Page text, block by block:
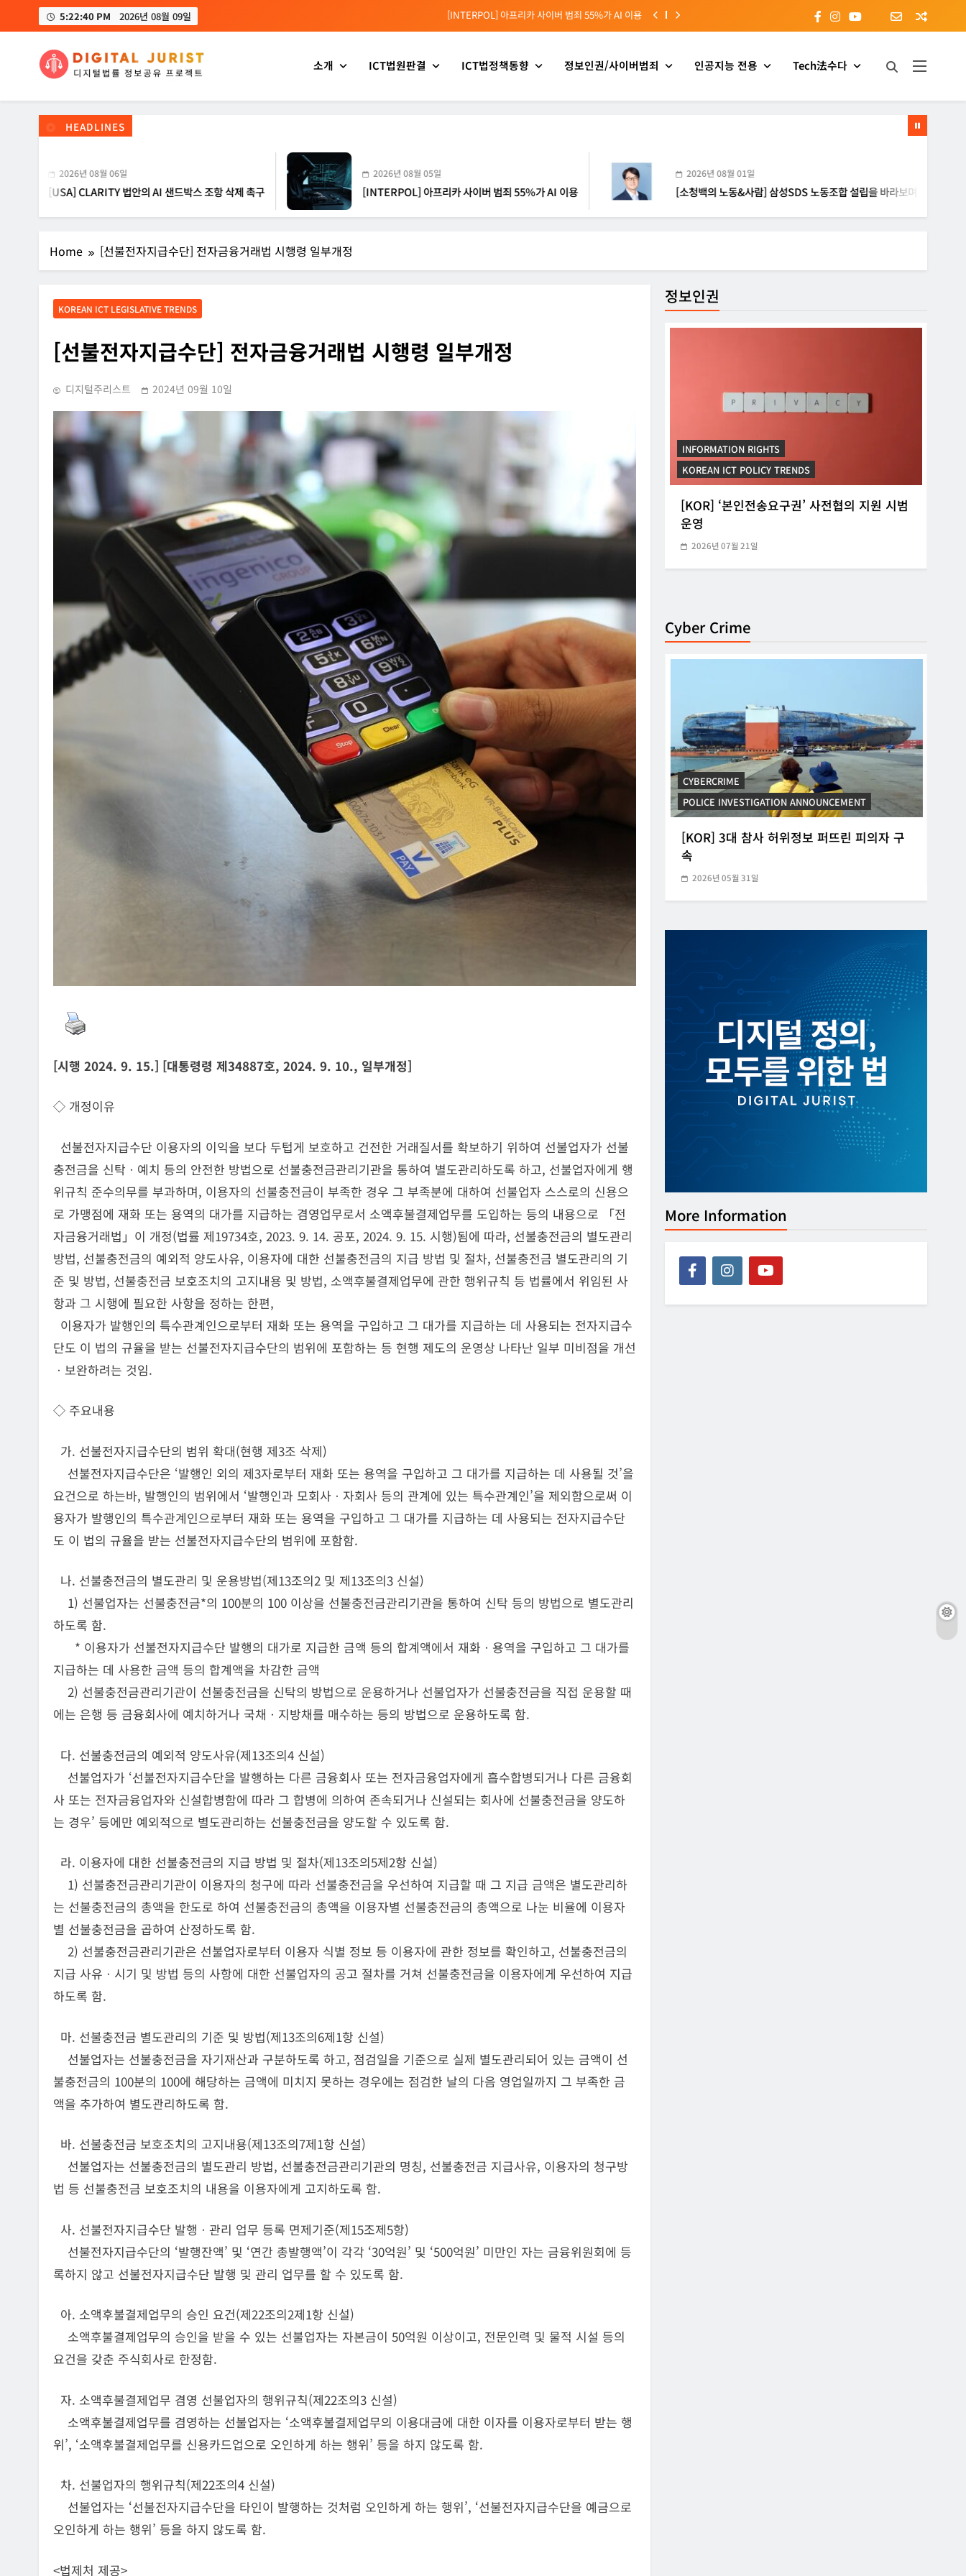
5:22:41 PM 2026년 08월 09일 [INTERPOL] 아프리카 사이버 범죄 55%가 AI 이용
[전문가 칼럼] “USB 하나로 수십억이 빠져나간다”
[USA] CLARITY 법안의 AI 샌드박스 조항 삭제 촉구
[소청백의 노동&사람] 삼성SDS 노동조합 설립을 바라보며
디지털주리스트
소개 ICT법원판결 ICT법정책동향 정보인권/사이버범죄 인공지능 전용 Tech法수다
HEADLINES
년 08월 06일
CLARITY 법안의 AI 샌드박스 조항 삭제 촉구
2026년 08월 05일
[INTERPOL] 아프리카 사이버 범죄 55%가 AI 이용
2026년 08월 01일
[소청백의 노동&사람] 삼성SDS 노동조합 설립을 바라보며
Home [선불전자지급수단] 전자금융거래법 시행령 일부개정
KOREAN ICT LEGISLATIVE TRENDS
[선불전자지급수단] 전자금융거래법 시행령 일부개정
디지털주리스트 2024년 09월 10일
[시행 2024. 9. 15.] [대통령령 제34887호, 2024. 9. 10., 일부개정]
◇ 개정이유
선불전자지급수단 이용자의 이익을 보다 두텁게 보호하고 건전한 거래질서를 확보하기 위하여 선불업자가 선불
충전금을 신탁ㆍ예치 등의 안전한 방법으로 선불충전금관리기관을 통하여 별도관리하도록 하고, 선불업자에게 행
위규칙 준수의무를 부과하며, 이용자의 선불충전금이 부족한 경우 그 부족분에 대하여 선불업자 스스로의 신용으
로 가맹점에 재화 또는 용역의 대가를 지급하는 겸영업무로서 소액후불결제업무를 도입하는 등의 내용으로 「전
자금융거래법」이 개정(법률 제19734호, 2023. 9. 14. 공포, 2024. 9. 15. 시행)됨에 따라, 선불충전금의 별도관리
방법, 선불충전금의 예외적 양도사유, 이용자에 대한 선불충전금의 지급 방법 및 절차, 선불충전금 별도관리의 기
준 및 방법, 선불충전금 보호조치의 고지내용 및 방법, 소액후불결제업무에 관한 행위규칙 등 법률에서 위임된 사
항과 그 시행에 필요한 사항을 정하는 한편,
이용자가 발행인의 특수관계인으로부터 재화 또는 용역을 구입하고 그 대가를 지급하는 데 사용되는 전자지급수
단도 이 법의 규율을 받는 선불전자지급수단의 범위에 포함하는 등 현행 제도의 운영상 나타난 일부 미비점을 개선
ㆍ보완하려는 것임.
◇ 주요내용
가. 선불전자지급수단의 범위 확대(현행 제3조 삭제)
선불전자지급수단은 ‘발행인 외의 제3자로부터 재화 또는 용역을 구입하고 그 대가를 지급하는 데 사용될 것’을
요건으로 하는바, 발행인의 범위에서 ‘발행인과 모회사ㆍ자회사 등의 관계에 있는 특수관계인’을 제외함으로써 이
용자가 발행인의 특수관계인으로부터 재화 또는 용역을 구입하고 그 대가를 지급하는 데 사용되는 전자지급수단
도 이 법의 규율을 받는 선불전자지급수단의 범위에 포함함.
나. 선불충전금의 별도관리 및 운용방법(제13조의2 및 제13조의3 신설)
1) 선불업자는 선불충전금*의 100분의 100 이상을 선불충전금관리기관을 통하여 신탁 등의 방법으로 별도관리
하도록 함.
* 이용자가 선불전자지급수단 발행의 대가로 지급한 금액 등의 합계액에서 재화ㆍ용역을 구입하고 그 대가를
지급하는 데 사용한 금액 등의 합계액을 차감한 금액
2) 선불충전금관리기관이 선불충전금을 신탁의 방법으로 운용하거나 선불업자가 선불충전금을 직접 운용할 때
에는 은행 등 금융회사에 예치하거나 국채ㆍ지방채를 매수하는 등의 방법으로 운용하도록 함.
다. 선불충전금의 예외적 양도사유(제13조의4 신설)
선불업자가 ‘선불전자지급수단을 발행하는 다른 금융회사 또는 전자금융업자에게 흡수합병되거나 다른 금융회
사 또는 전자금융업자와 신설합병함에 따라 그 합병에 의하여 존속되거나 신설되는 회사에 선불충전금을 양도하
는 경우’ 등에만 예외적으로 별도관리하는 선불충전금을 양도할 수 있도록 함.
라. 이용자에 대한 선불충전금의 지급 방법 및 절차(제13조의5제2항 신설)
1) 선불충전금관리기관이 이용자의 청구에 따라 선불충전금을 우선하여 지급할 때 그 지급 금액은 별도관리하
는 선불충전금의 총액을 한도로 하여 선불충전금의 총액을 이용자별 선불충전금의 총액으로 나눈 비율에 이용자
별 선불충전금을 곱하여 산정하도록 함.
2) 선불충전금관리기관은 선불업자로부터 이용자 식별 정보 등 이용자에 관한 정보를 확인하고, 선불충전금의
지급 사유ㆍ시기 및 방법 등의 사항에 대한 선불업자의 공고 절차를 거쳐 선불충전금을 이용자에게 우선하여 지급
하도록 함.
마. 선불충전금 별도관리의 기준 및 방법(제13조의6제1항 신설)
선불업자는 선불충전금을 자기재산과 구분하도록 하고, 점검일을 기준으로 실제 별도관리되어 있는 금액이 선
불충전금의 100분의 100에 해당하는 금액에 미치지 못하는 경우에는 점검한 날의 다음 영업일까지 그 부족한 금
액을 추가하여 별도관리하도록 함.
바. 선불충전금 보호조치의 고지내용(제13조의7제1항 신설)
선불업자는 선불충전금의 별도관리 방법, 선불충전금관리기관의 명칭, 선불충전금 지급사유, 이용자의 청구방
법 등 선불충전금 보호조치의 내용을 이용자에게 고지하도록 함.
사. 선불전자지급수단 발행ㆍ관리 업무 등록 면제기준(제15조제5항)
선불전자지급수단의 ‘발행잔액’ 및 ‘연간 총발행액’이 각각 ‘30억원’ 및 ‘500억원’ 미만인 자는 금융위원회에 등
록하지 않고 선불전자지급수단 발행 및 관리 업무를 할 수 있도록 함.
아. 소액후불결제업무의 승인 요건(제22조의2제1항 신설)
소액후불결제업무의 승인을 받을 수 있는 선불업자는 자본금이 50억원 이상이고, 전문인력 및 물적 시설 등의
요건을 갖춘 주식회사로 한정함.
자. 소액후불결제업무 겸영 선불업자의 행위규칙(제22조의3 신설)
소액후불결제업무를 겸영하는 선불업자는 ‘소액후불결제업무의 이용대금에 대한 이자를 이용자로부터 받는 행
위’, ‘소액후불결제업무를 신용카드업으로 오인하게 하는 행위’ 등을 하지 않도록 함.
차. 선불업자의 행위규칙(제22조의4 신설)
선불업자는 ‘선불전자지급수단을 타인이 발행하는 것처럼 오인하게 하는 행위’, ‘선불전자지급수단을 예금으로
오인하게 하는 행위’ 등을 하지 않도록 함.
<법제처 제공>
정보인권
SUPREME COURT RULING
이지에 특정 정당과
의 글을 게시하거나
INFORMATION RIGHTS
OVERSEAS LEGAL POLICY TRENDS
[Russia] 텔레그램 설립자 파벨 두로프 기소
2026년 07월 31일
INFORMATION RIGHTS
OVERSEAS LEGAL POLICY TRENDS
[EU] 틱톡의 아동 보호 미흡 관련 예비 조사
결과 발표
2026년 07월 29일
INFORMATION RIGHTS
KOREAN ICT POLICY TRENDS
[KOR] ‘본인전송요구권’ 사전협의 지원 시범
운영
2026년 07월 21일
Cyber Crime
[INTERPOL] 아프리카 사이버 범죄 55%가
AI POLICY CYBERCRIME
[KOR] AI 기반 ‘성착취물 탐지 프로그램’ 개
발·배포
2026년 07월 09일
CYBERCRIME
POLICE INVESTIGATION ANNOUNCEMENT
[KOR] 3대 참사 허위정보 퍼뜨린 피의자 구
속
2026년 05월 31일
More Information